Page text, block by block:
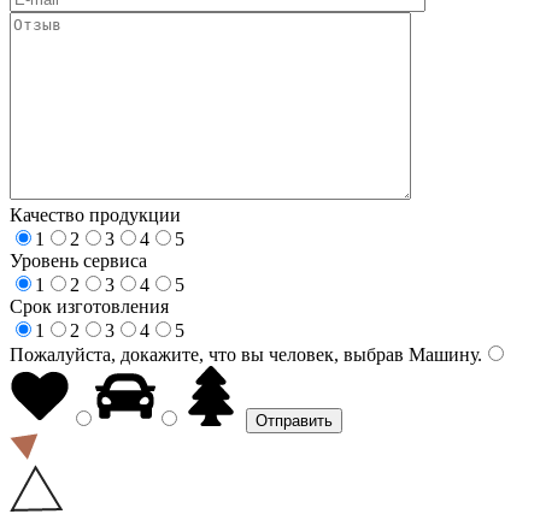
Качество продукции
1
2 3 4
5
Уровень сервиса
1
2 3 4
5
Срок изготовления
1
2 3 4
5
Пожалуйста, докажите, что вы человек, выбрав Машину.